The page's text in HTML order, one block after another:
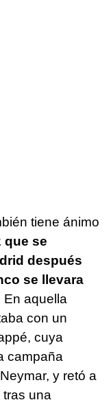
tiene ánimo
que se
después
se llevara
En aquella
con un
cuya
campaña
y retó a
tras una